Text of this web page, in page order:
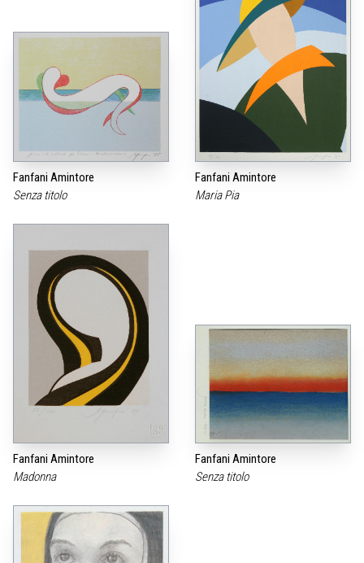
Fanfani Amintore
Senza titolo
Fanfani Amintore
Maria Pia
Fanfani Amintore
Madonna
Fanfani Amintore
Senza titolo